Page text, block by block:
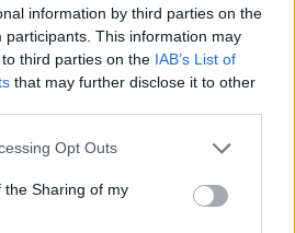
information by third parties on the
participants. This information may
third parties on the IAB’s List of
that may further disclose it to other
Opt Outs
the Sharing of my
a fiatal lányokat 14. rész
– Miért nem hiszünk a
amikor segítséget kérnek?